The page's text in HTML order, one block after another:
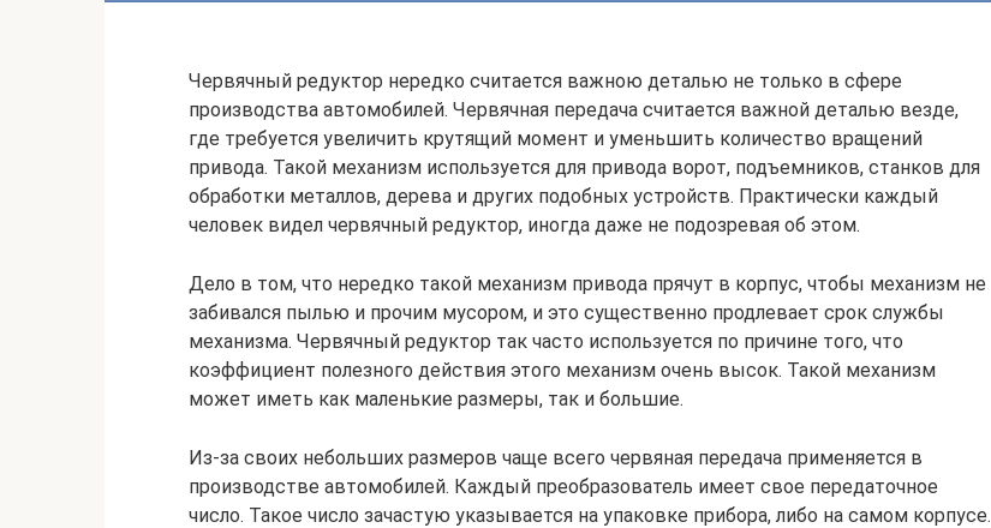
Червячный редуктор нередко считается важною деталью не только в сфере
производства автомобилей. Червячная передача считается важной деталью везде,
где требуется увеличить крутящий момент и уменьшить количество вращений
привода. Такой механизм используется для привода ворот, подъемников, станков для
обработки металлов, дерева и других подобных устройств. Практически каждый
человек видел червячный редуктор, иногда даже не подозревая об этом.
Дело в том, что нередко такой механизм привода прячут в корпус, чтобы механизм не
забивался пылью и прочим мусором, и это существенно продлевает срок службы
механизма. Червячный редуктор так часто используется по причине того, что
коэффициент полезного действия этого механизм очень высок. Такой механизм
может иметь как маленькие размеры, так и большие.
Из-за своих небольших размеров чаще всего червяная передача применяется в
производстве автомобилей. Каждый преобразователь имеет свое передаточное
число. Такое число зачастую указывается на упаковке прибора, либо на самом корпусе.